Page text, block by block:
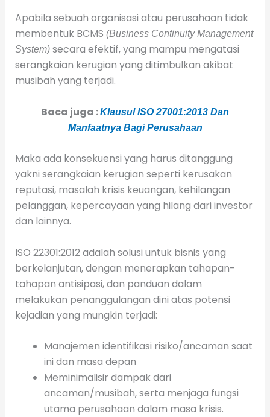
Apabila sebuah organisasi atau perusahaan tidak
membentuk BCMS (Business Continuity Management
System) secara efektif, yang mampu mengatasi
serangkaian kerugian yang ditimbulkan akibat
musibah yang terjadi.
Baca juga :Klausul ISO 27001:2013 Dan
Manfaatnya Bagi Perusahaan
Maka ada konsekuensi yang harus ditanggung
yakni serangkaian kerugian seperti kerusakan
reputasi, masalah krisis keuangan, kehilangan
pelanggan, kepercayaan yang hilang dari investor
dan lainnya.
ISO 22301:2012 adalah solusi untuk bisnis yang
berkelanjutan, dengan menerapkan tahapan-
tahapan antisipasi, dan panduan dalam
melakukan penanggulangan dini atas potensi
kejadian yang mungkin terjadi:
Manajemen identifikasi risiko/ancaman saat
ini dan masa depan
Meminimalisir dampak dari
ancaman/musibah, serta menjaga fungsi
utama perusahaan dalam masa krisis.